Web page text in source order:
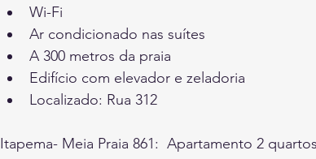
Wi-Fi
Ar condicionado nas suítes
A 300 metros da praia
Edifício com elevador e zeladoria
Localizado: Rua 312
Itapema- Meia Praia 861:  Apartamento 2